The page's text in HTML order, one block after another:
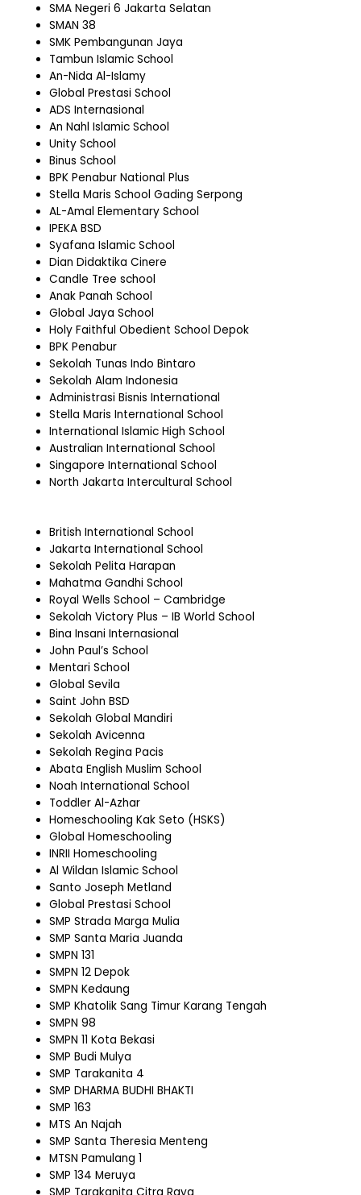
SMA Negeri 6 Jakarta Selatan
SMAN 38
SMK Pembangunan Jaya
Tambun Islamic School
An-Nida Al-Islamy
Global Prestasi School
ADS Internasional
An Nahl Islamic School
Unity School
Binus School
BPK Penabur National Plus
Stella Maris School Gading Serpong
AL-Amal Elementary School
IPEKA BSD
Syafana Islamic School
Dian Didaktika Cinere
Candle Tree school
Anak Panah School
Global Jaya School
Holy Faithful Obedient School Depok
BPK Penabur
Sekolah Tunas Indo Bintaro
Sekolah Alam Indonesia
Administrasi Bisnis International
Stella Maris International School
International Islamic High School
Australian International School
Singapore International School
North Jakarta Intercultural School
British International School
Jakarta International School
Sekolah Pelita Harapan
Mahatma Gandhi School
Royal Wells School – Cambridge
Sekolah Victory Plus – IB World School
Bina Insani Internasional
John Paul’s School
Mentari School
Global Sevila
Saint John BSD
Sekolah Global Mandiri
Sekolah Avicenna
Sekolah Regina Pacis
Abata English Muslim School
Noah International School
Toddler Al-Azhar
Homeschooling Kak Seto (HSKS)
Global Homeschooling
INRII Homeschooling
Al Wildan Islamic School
Santo Joseph Metland
Global Prestasi School
SMP Strada Marga Mulia
SMP Santa Maria Juanda
SMPN 131
SMPN 12 Depok
SMPN Kedaung
SMP Khatolik Sang Timur Karang Tengah
SMPN 98
SMPN 11 Kota Bekasi
SMP Budi Mulya
SMP Tarakanita 4
SMP DHARMA BUDHI BHAKTI
SMP 163
MTS An Najah
SMP Santa Theresia Menteng
MTSN Pamulang 1
SMP 134 Meruya
SMP Tarakanita Citra Raya